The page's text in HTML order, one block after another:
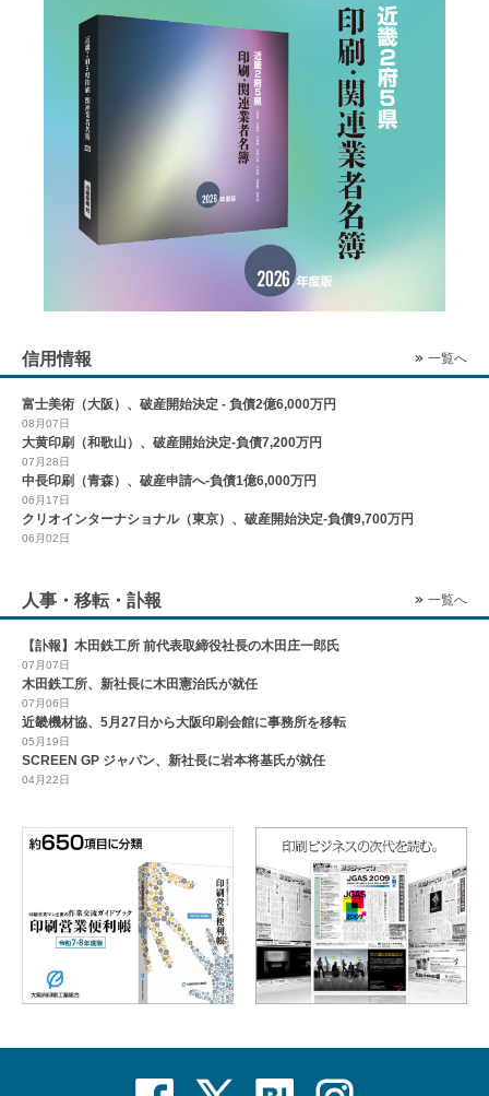
信用情報 一覧へ
富士美術（大阪）、破産開始決定 - 負債2億6,000万円
08月07日
大黄印刷（和歌山）、破産開始決定-負債7,200万円
07月28日
中長印刷（青森）、破産申請へ-負債1億6,000万円
06月17日
クリオインターナショナル（東京）、破産開始決定-負債9,700万円
06月02日
人事・移転・訃報 一覧へ
【訃報】木田鉄工所 前代表取締役社長の木田庄一郎氏
07月07日
木田鉄工所、新社長に木田憲治氏が就任
07月06日
近畿機材協、5月27日から大阪印刷会館に事務所を移転
05月19日
SCREEN GP ジャパン、新社長に岩本将基氏が就任
04月22日